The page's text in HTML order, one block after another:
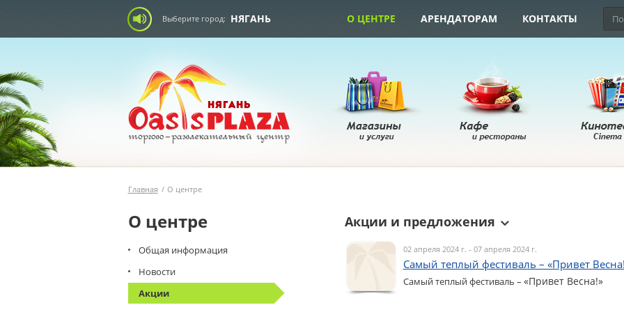
Выберите город: НЯГАНЬ О ЦЕНТРЕ АРЕНДАТОРАМ КОНТАКТЫ
Главная / О центре
О центре
Общая информация
Новости
Акции
Акции и предложения
02 апреля 2024 г. - 07 апреля 2024 г.
Самый теплый фестиваль – «Привет
Самый теплый фестиваль – «Привет Весна!»